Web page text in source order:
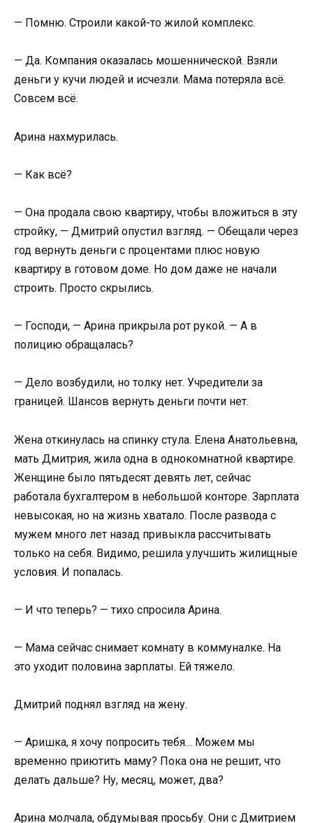
— Помню. Строили какой-то жилой комплекс.
— Да. Компания оказалась мошеннической. Взяли
деньги у кучи людей и исчезли. Мама потеряла всё.
Совсем всё.
Арина нахмурилась.
— Как всё?
— Она продала свою квартиру, чтобы вложиться в эту
стройку, — Дмитрий опустил взгляд. — Обещали через
год вернуть деньги с процентами плюс новую
квартиру в готовом доме. Но дом даже не начали
строить. Просто скрылись.
— Господи, — Арина прикрыла рот рукой. — А в
полицию обращалась?
— Дело возбудили, но толку нет. Учредители за
границей. Шансов вернуть деньги почти нет.
Жена откинулась на спинку стула. Елена Анатольевна,
мать Дмитрия, жила одна в однокомнатной квартире.
Женщине было пятьдесят девять лет, сейчас
работала бухгалтером в небольшой конторе. Зарплата
невысокая, но на жизнь хватало. После развода с
мужем много лет назад привыкла рассчитывать
только на себя. Видимо, решила улучшить жилищные
условия. И попалась.
— И что теперь? — тихо спросила Арина.
— Мама сейчас снимает комнату в коммуналке. На
это уходит половина зарплаты. Ей тяжело.
Дмитрий поднял взгляд на жену.
— Аришка, я хочу попросить тебя… Можем мы
временно приютить маму? Пока она не решит, что
делать дальше? Ну, месяц, может, два?
Арина молчала, обдумывая просьбу. Они с Дмитрием